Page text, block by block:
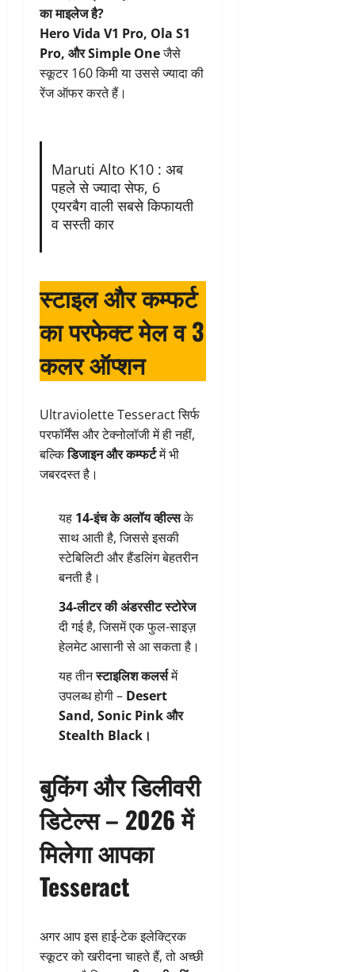
का माइलेज है?
Hero Vida V1 Pro, Ola S1
Pro, और Simple Oneजैसे
स्कूटर 160 किमी या उससे ज्यादा की
रेंज ऑफर करते हैं।
Maruti Alto K10 : अब
पहले से ज्यादा सेफ, 6
एयरबैग वाली सबसे किफायती
व सस्ती कार
स्टाइल और कम्फर्ट
का परफेक्ट मेल व 3
कलर ऑप्शन
Ultraviolette Tesseract सिर्फ
परफॉर्मेंस और टेक्नोलॉजी में ही नहीं,
बल्किडिजाइन और कम्फर्टमें भी
जबरदस्त है।
यह 14-इंच के अलॉय व्हील्सके
साथ आती है, जिससे इसकी
स्टेबिलिटी और हैंडलिंग बेहतरीन
बनती है।
34-लीटर की अंडरसीट स्टोरेज
दी गई है, जिसमें एक फुल-साइज़
हेलमेट आसानी से आ सकता है।
यह तीनस्टाइलिश कलर्समें
उपलब्ध होगी – Desert
Sand, Sonic Pink और
Stealth Black।
बुकिंग और डिलीवरी
डिटेल्स – 2026 में
मिलेगा आपका
Tesseract
अगर आप इस हाई-टेक इलेक्ट्रिक
स्कूटर को खरीदना चाहते हैं, तो अच्छी